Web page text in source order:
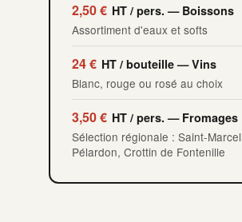
2,50 € HT / pers. — Boissons
Assortiment d'eaux et softs
24 € HT / bouteille — Vins
Blanc, rouge ou rosé au choix
3,50 € HT / pers. — Fromages
Sélection régionale : Saint-
Pélardon, Crottin de Fontenille